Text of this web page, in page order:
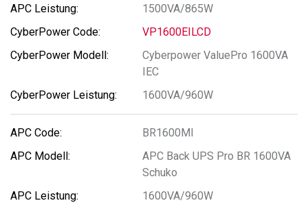
1500VA/865W
VP1600EILCD
Cyberpower ValuePro 1600VA
IEC
1600VA/960W
BR1600MI
APC Back UPS Pro BR 1600VA
Schuko
1600VA/960W